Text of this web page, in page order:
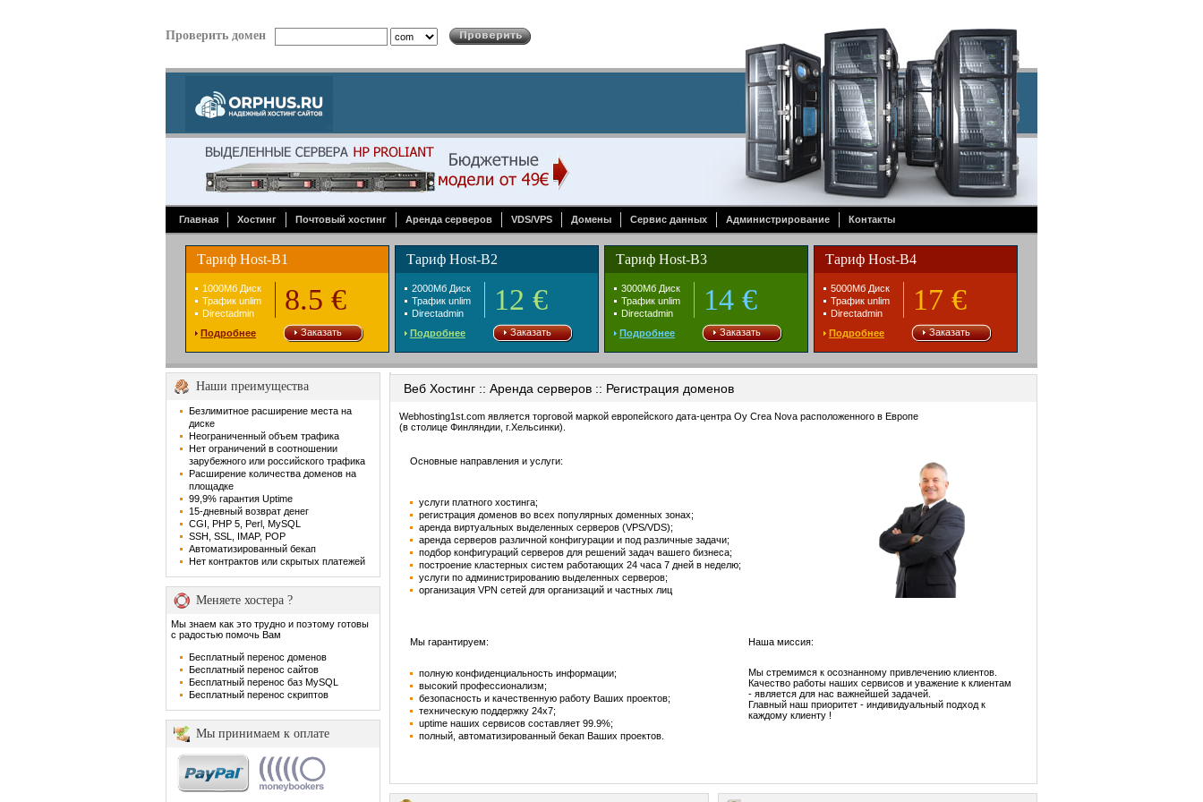
Проверить домен
Главная Хостинг Почтовый хостинг Аренда серверов VDS/VPS Домены Сервис данных Администрирование Контакты
Тариф Host-B1
1000Mб Диск
Трафик unlim
Directadmin
8.5 €
Подробнее Заказать
Тариф Host-B2
2000Mб Диск
Трафик unlim
Directadmin
12 €
Подробнее Заказать
Тариф Host-B3
3000Mб Диск
Трафик unlim
Directadmin
14 €
Подробнее Заказать
Тариф Host-B4
5000Mб Диск
Трафик unlim
Directadmin
17 €
Подробнее Заказать
Наши преимущества
Безлимитное расширение места на
диске
Неограниченный объем трафика
Нет ограничений в соотношении
зарубежного или российского трафика
Расширение количества доменов на
площадке
99,9% гарантия Uptime
15-дневный возврат денег
CGI, PHP 5, Perl, MySQL
SSH, SSL, IMAP, POP
Автоматизированный бекап
Нет контрактов или скрытых платежей
Меняете хостера ?
Мы знаем как это трудно и поэтому готовы
с радостью помочь Вам
Бесплатный перенос доменов
Бесплатный перенос сайтов
Бесплатный перенос баз MySQL
Бесплатный перенос скриптов
Мы принимаем к оплате
Веб Хостинг :: Аренда серверов :: Регистрация доменов
Webhosting1st.com является торговой маркой европейского дата-центра Oy Crea Nova расположенного в Европе
(в столице Финляндии, г.Хельсинки).
Основные направления и услуги:
услуги платного хостинга;
регистрация доменов во всех популярных доменных зонах;
аренда виртуальных выделенных серверов (VPS/VDS);
аренда серверов различной конфигурации и под различные задачи;
подбор конфигураций серверов для решений задач вашего бизнеса;
построение кластерных систем работающих 24 часа 7 дней в неделю;
услуги по администрированию выделенных серверов;
организация VPN сетей для организаций и частных лиц
Мы гарантируем: Наша миссия:
полную конфиденциальность информации;
высокий профессионализм;
безопасность и качественную работу Ваших проектов;
техническую поддержку 24х7;
uptime наших сервисов составляет 99.9%;
полный, автоматизированный бекап Ваших проектов
Мы стремимся к осознанному привлечению клиентов.
Качество работы наших сервисов и уважение к клиентам
- является для нас важнейшей задачей.
Главный наш приоритет - индивидуальный подход к
каждому клиенту !